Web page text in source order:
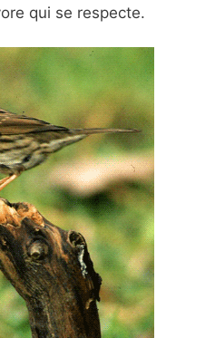
qui se respecte.